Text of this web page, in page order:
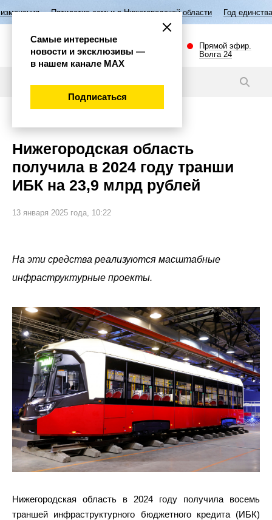
семьи в Нижегородской области Год единства народов
Прямой эфир.
Волга 24
Нижегородская область
получила в 2024 году транши
ИБК на 23,9 млрд рублей
13 января 2025 года, 10:22
На эти средства реализуются масштабные
инфраструктурные проекты.
Нижегородская область в 2024 году получила восемь
траншей инфраструктурного бюджетного кредита (ИБК)
Самые интересные
новости и эксклюзивы —
в нашем канале МАХ
Подписаться